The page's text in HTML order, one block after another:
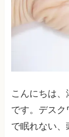
こんにちは、
です。デスク
で眠れない